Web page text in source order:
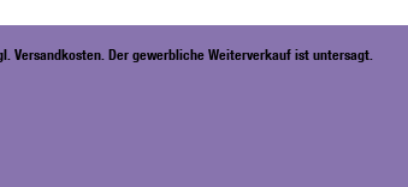
Versandkosten. Der gewerbliche Weiterverkauf ist untersagt.